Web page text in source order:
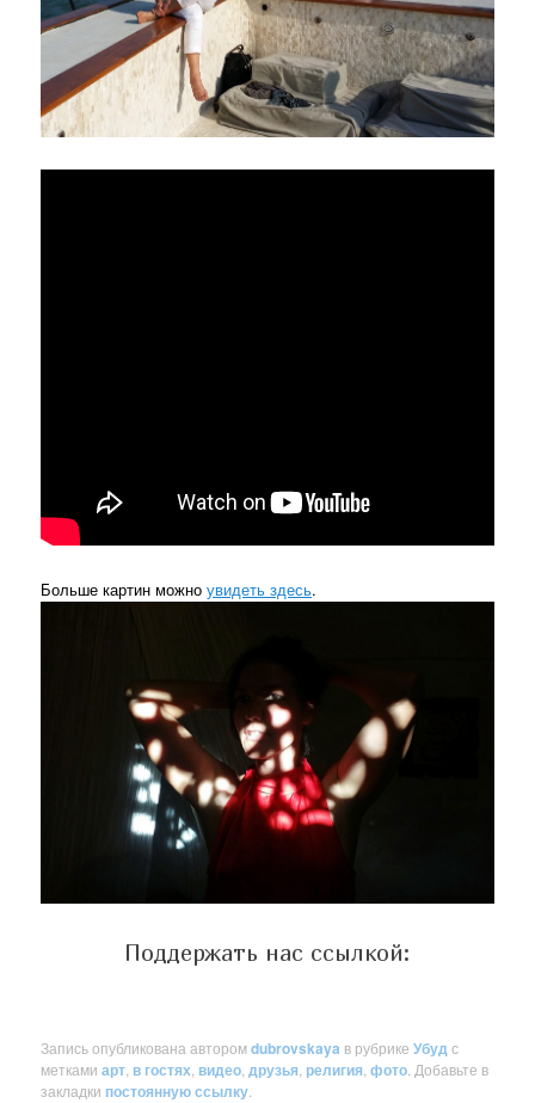
Больше картин можноувидеть здесь.
Поддержать нас ссылкой:
Запись опубликована авторомdubrovskaya в рубрикеУбуд с
меткамиарт в гостях видео друзья религия ,фото . Добавьте в
закладки постоянную ссылку